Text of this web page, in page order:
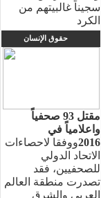
سجيناً غالبيتهم من
الكرد
حقوق الإنسان
مقتل 93 صحفياً
واعلامياً في
2016ووفقا لاحصاءات
الاتحاد الدولي
للصحفيين، فقد
تصدرت منطقة العالم
العربي والشرق